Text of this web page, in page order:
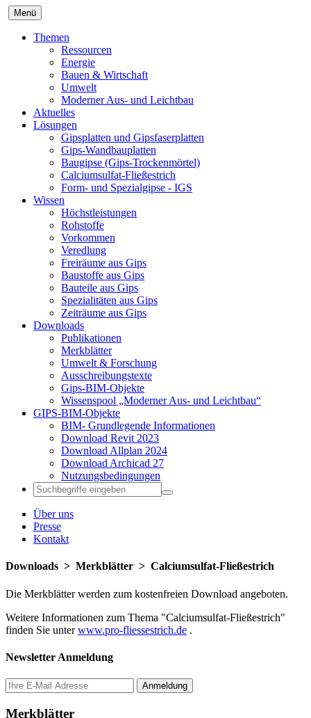
Menü
Themen
Ressourcen
Energie
Bauen & Wirtschaft
Umwelt
Moderner Aus- und Leichtbau
Aktuelles
Lösungen
Gipsplatten und Gipsfaserplatten
Gips-Wandbauplatten
Baugipse (Gips-Trockenmörtel)
Calciumsulfat-Fließestrich
Form- und Spezialgipse - IGS
Wissen
Höchstleistungen
Rohstoffe
Vorkommen
Veredlung
Freiräume aus Gips
Baustoffe aus Gips
Bauteile aus Gips
Spezialitäten aus Gips
Zeiträume aus Gips
Downloads
Publikationen
Merkblätter
Umwelt & Forschung
Ausschreibungstexte
Gips-BIM-Objekte
Wissenspool „Moderner Aus- und Leichtbau“
GIPS-BIM-Objekte
BIM- Grundlegende Informationen
Download Revit 2023
Download Allplan 2024
Download Archicad 27
Nutzungsbedingungen
Über uns
Presse
Kontakt
Downloads ­> Merkblätter ­> Calciumsulfat-Fließestrich
Die Merkblätter werden zum kostenfreien Download angeboten.
Weitere Informationen zum Thema "Calciumsulfat-Fließestrich"
finden Sie unterwww.pro-fliessestrich.de .
Newsletter Anmeldung
Merkblätter